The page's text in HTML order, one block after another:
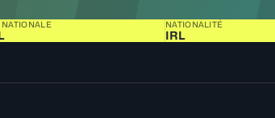
NATIONALITÉ
IRL